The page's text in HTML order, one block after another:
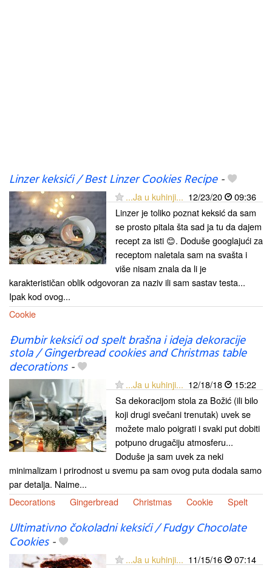
Linzer keksići / Best Linzer Cookies Recipe-
...Ja u kuhinji... 12/23/20
09:36
Linzer je toliko poznat keksić da sam
se prosto pitala šta sad ja tu da dajem
recept za isti 😊. Doduše googlajući za
receptom naletala sam na svašta i
više nisam znala da li je
karakterističan oblik odgovoran za naziv ili sam sastav testa...
Ipak kod ovog...
Cookie
Đumbir keksići od spelt brašna i ideja dekoracije
stola / Gingerbread cookies and Christmas table
decorations-
...Ja u kuhinji... 12/18/18
15:22
Sa dekoracijom stola za Božić (ili bilo
koji drugi svečani trenutak) uvek se
možete malo poigrati i svaki put dobiti
potpuno drugačiju atmosferu...
Doduše ja sam uvek za neki
minimalizam i prirodnost u svemu pa sam ovog puta dodala samo
par detalja. Naime...
Decorations
Gingerbread Christmas Cookie Spelt
Ultimativno čokoladni keksići / Fudgy Chocolate
Cookies-
...Ja u kuhinji... 11/15/16
07:14